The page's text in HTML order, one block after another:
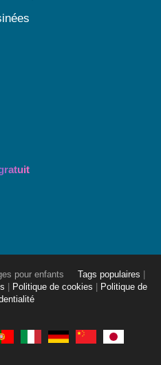
pour enfants Tags populaires
Politique de cookies
Politique de